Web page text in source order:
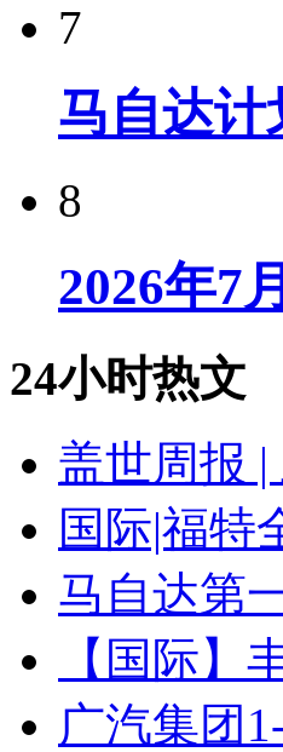
7
马自达计
8
2026年7
24小时热文
盖世周报
国际|福特
马自达第
【国际】
广汽集团